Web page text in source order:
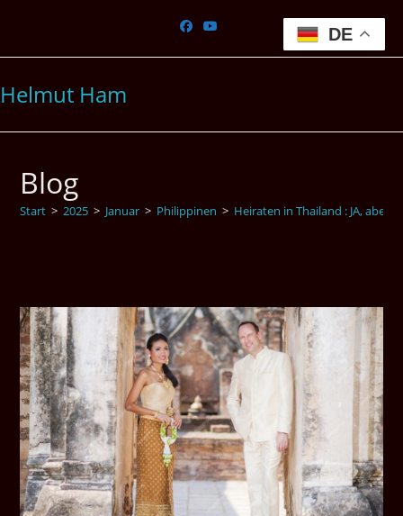
springen
Helmut Ham
Blog
Start > 2025 > Januar > Philippinen > Heiraten in Thailand : JA, aber
DE